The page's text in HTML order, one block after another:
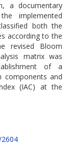
a documentary
implemented
both the
according to the
revised Bloom
matrix was
of a
components and
(IAC) at the